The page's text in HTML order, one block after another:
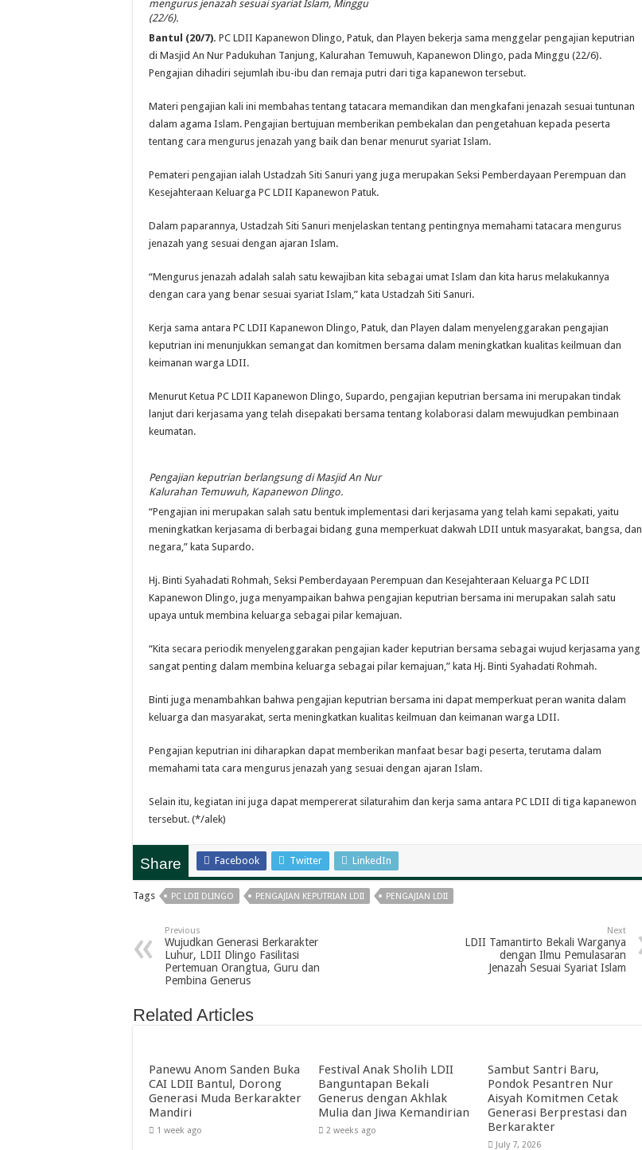
mengurus jenazah sesuai syariat Islam, Minggu
(22/6).
Bantul (20/7). PC LDII Kapanewon Dlingo, Patuk, dan Playen bekerja sama menggelar pengajian keputrian
di Masjid An Nur Padukuhan Tanjung, Kalurahan Temuwuh, Kapanewon Dlingo, pada Minggu (22/6).
Pengajian dihadiri sejumlah ibu-ibu dan remaja putri dari tiga kapanewon tersebut.
Materi pengajian kali ini membahas tentang tatacara memandikan dan mengkafani jenazah sesuai tuntunan
dalam agama Islam. Pengajian bertujuan memberikan pembekalan dan pengetahuan kepada peserta
tentang cara mengurus jenazah yang baik dan benar menurut syariat Islam.
Pemateri pengajian ialah Ustadzah Siti Sanuri yang juga merupakan Seksi Pemberdayaan Perempuan dan
Kesejahteraan Keluarga PC LDII Kapanewon Patuk.
Dalam paparannya, Ustadzah Siti Sanuri menjelaskan tentang pentingnya memahami tatacara mengurus
jenazah yang sesuai dengan ajaran Islam.
“Mengurus jenazah adalah salah satu kewajiban kita sebagai umat Islam dan kita harus melakukannya
dengan cara yang benar sesuai syariat Islam,” kata Ustadzah Siti Sanuri.
Kerja sama antara PC LDII Kapanewon Dlingo, Patuk, dan Playen dalam menyelenggarakan pengajian
keputrian ini menunjukkan semangat dan komitmen bersama dalam meningkatkan kualitas keilmuan dan
keimanan warga LDII.
Menurut Ketua PC LDII Kapanewon Dlingo, Supardo, pengajian keputrian bersama ini merupakan tindak
lanjut dari kerjasama yang telah disepakati bersama tentang kolaborasi dalam mewujudkan pembinaan
keumatan.
Pengajian keputrian berlangsung di Masjid An Nur
Kalurahan Temuwuh, Kapanewon Dlingo.
“Pengajian ini merupakan salah satu bentuk implementasi dari kerjasama yang telah kami sepakati, yaitu
meningkatkan kerjasama di berbagai bidang guna memperkuat dakwah LDII untuk masyarakat, bangsa, dan
negara,” kata Supardo.
Hj. Binti Syahadati Rohmah, Seksi Pemberdayaan Perempuan dan Kesejahteraan Keluarga PC LDII
Kapanewon Dlingo, juga menyampaikan bahwa pengajian keputrian bersama ini merupakan salah satu
upaya untuk membina keluarga sebagai pilar kemajuan.
“Kita secara periodik menyelenggarakan pengajian kader keputrian bersama sebagai wujud kerjasama yang
sangat penting dalam membina keluarga sebagai pilar kemajuan,” kata Hj. Binti Syahadati Rohmah.
Binti juga menambahkan bahwa pengajian keputrian bersama ini dapat memperkuat peran wanita dalam
keluarga dan masyarakat, serta meningkatkan kualitas keilmuan dan keimanan warga LDII.
Pengajian keputrian ini diharapkan dapat memberikan manfaat besar bagi peserta, terutama dalam
memahami tata cara mengurus jenazah yang sesuai dengan ajaran Islam.
Selain itu, kegiatan ini juga dapat mempererat silaturahim dan kerja sama antara PC LDII di tiga kapanewon
tersebut. (*/alek)
Share Facebook Twitter LinkedIn
Tags PC LDII DLINGO PENGAJIAN KEPUTRIAN LDII PENGAJIAN LDII
Previous
Wujudkan Generasi Berkarakter
Luhur, LDII Dlingo Fasilitasi
Pertemuan Orangtua, Guru dan
Pembina Generus
Next
LDII Tamantirto Bekali Warganya
dengan Ilmu Pemulasaran
Jenazah Sesuai Syariat Islam
Related Articles
Panewu Anom Sanden Buka
CAI LDII Bantul, Dorong
Generasi Muda Berkarakter
Mandiri
1 week ago
Festival Anak Sholih LDII
Banguntapan Bekali
Generus dengan Akhlak
Mulia dan Jiwa Kemandirian
2 weeks ago
Sambut Santri Baru,
Pondok Pesantren Nur
Aisyah Komitmen Cetak
Generasi Berprestasi dan
Berkarakter
July 7, 2026